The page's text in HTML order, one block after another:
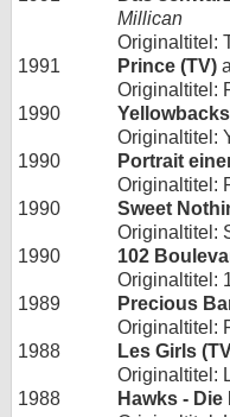
Millican
Originaltitel:
1991
Prince (TV)
Originaltitel:
1990
Originaltitel:
1990
Portrait
Originaltitel:
1990
Sweet
Originaltitel:
1990
102
Originaltitel:
1989
Precious
Originaltitel:
1988
Les Girls
Originaltitel:
1988
Hawks - Die